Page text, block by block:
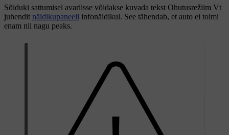
Sõiduki sattumisel avariisse võidakse kuvada tekst Ohutusrežiim Vt
juhendit näidikupaneeli infonäidikul. See tähendab, et auto ei toimi
enam nii nagu peaks.